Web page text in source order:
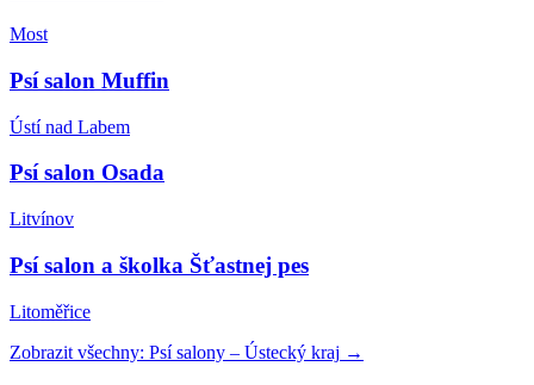
Most
Psí salon Muffin
Ústí nad Labem
Psí salon Osada
Litvínov
Psí salon a školka Šťastnej pes
Litoměřice
Zobrazit všechny: Psí salony – Ústecký kraj →